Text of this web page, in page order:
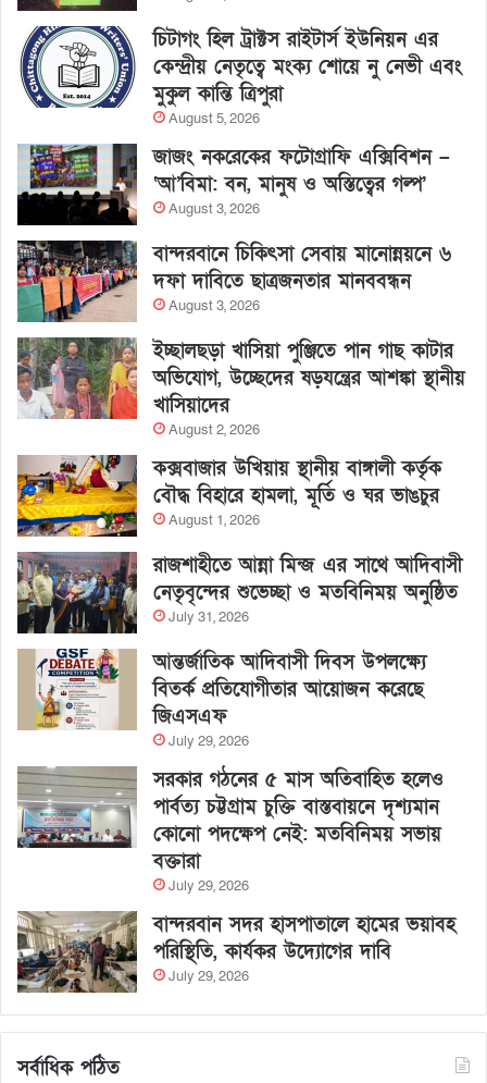
চিটাগং হিল ট্রাক্টস রাইটার্স ইউনিয়ন এর
কেন্দ্রীয় নেতৃত্বে মংক্য শোয়ে নু নেভী এবং
মুকুল কান্তি ত্রিপুরা
August 5, 2026
জাজং নকরেকের ফটোগ্রাফি এক্সিবিশন –
‘আ’বিমা: বন, মানুষ ও অস্তিত্বের গল্প’
August 3, 2026
বান্দরবানে চিকিৎসা সেবায় মানোন্নয়নে ৬
দফা দাবিতে ছাত্রজনতার মানববন্ধন
August 3, 2026
ইচ্ছালছড়া খাসিয়া পুঞ্জিতে পান গাছ কাটার
অভিযোগ, উচ্ছেদের ষড়যন্ত্রের আশঙ্কা স্থানীয়
খাসিয়াদের
August 2, 2026
কক্সবাজার উখিয়ায় স্থানীয় বাঙ্গালী কর্তৃক
বৌদ্ধ বিহারে হামলা, মূর্তি ও ঘর ভাঙচুর
August 1, 2026
রাজশাহীতে আন্না মিন্জ এর সাথে আদিবাসী
নেতৃবৃন্দের শুভেচ্ছা ও মতবিনিময় অনুষ্ঠিত
July 31, 2026
আন্তর্জাতিক আদিবাসী দিবস উপলক্ষ্যে
বিতর্ক প্রতিযোগীতার আয়োজন করেছে
জিএসএফ
July 29, 2026
সরকার গঠনের ৫ মাস অতিবাহিত হলেও
পার্বত্য চট্টগ্রাম চুক্তি বাস্তবায়নে দৃশ্যমান
কোনো পদক্ষেপ নেই: মতবিনিময় সভায়
বক্তারা
July 29, 2026
বান্দরবান সদর হাসপাতালে হামের ভয়াবহ
পরিস্থিতি, কার্যকর উদ্যোগের দাবি
July 29, 2026
সর্বাধিক পঠিত